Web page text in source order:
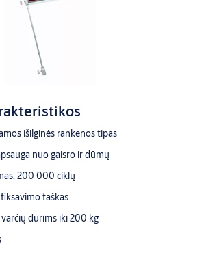
išilginės rankenos tipas
nuo gaisro ir dūmų
200 000 ciklų
taškas
durims iki 200 kg